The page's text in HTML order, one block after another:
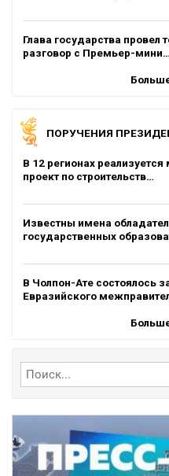
Глава государства провел
разговор с Премьер-мини…
ПОРУЧЕНИЯ
В 12 регионах
проект по строительств…
Известны имена
государственных
В Чолпон-Ате состоялось
Евразийского